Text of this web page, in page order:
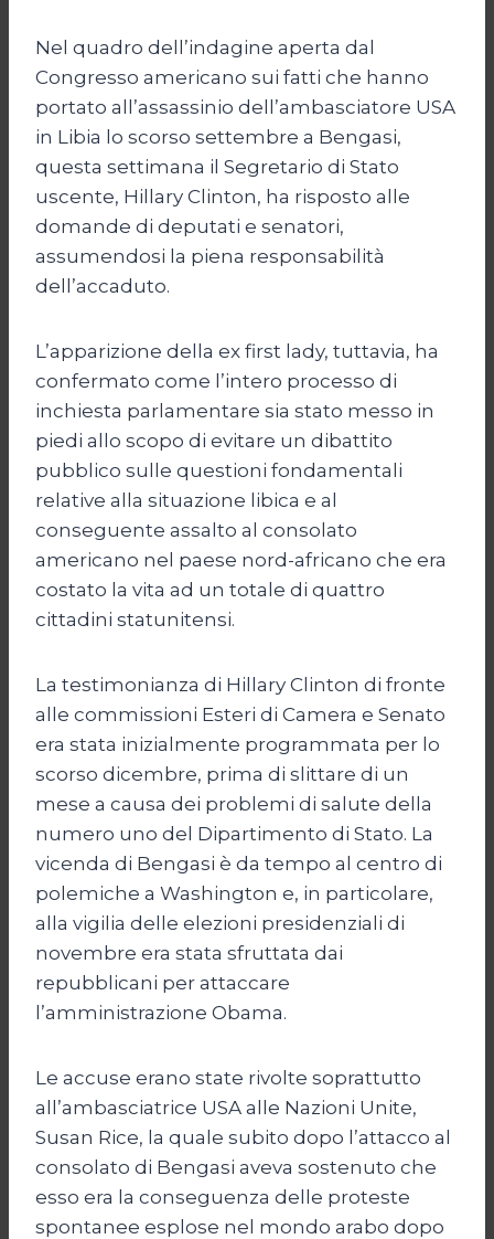
Nel quadro dell’indagine aperta dal
Congresso americano sui fatti che hanno
portato all’assassinio dell’ambasciatore USA
in Libia lo scorso settembre a Bengasi,
questa settimana il Segretario di Stato
uscente, Hillary Clinton, ha risposto alle
domande di deputati e senatori,
assumendosi la piena responsabilità
dell’accaduto.
L’apparizione della ex first lady, tuttavia, ha
confermato come l’intero processo di
inchiesta parlamentare sia stato messo in
piedi allo scopo di evitare un dibattito
pubblico sulle questioni fondamentali
relative alla situazione libica e al
conseguente assalto al consolato
americano nel paese nord-africano che era
costato la vita ad un totale di quattro
cittadini statunitensi.
La testimonianza di Hillary Clinton di fronte
alle commissioni Esteri di Camera e Senato
era stata inizialmente programmata per lo
scorso dicembre, prima di slittare di un
mese a causa dei problemi di salute della
numero uno del Dipartimento di Stato. La
vicenda di Bengasi è da tempo al centro di
polemiche a Washington e, in particolare,
alla vigilia delle elezioni presidenziali di
novembre era stata sfruttata dai
repubblicani per attaccare
l’amministrazione Obama.
Le accuse erano state rivolte soprattutto
all’ambasciatrice USA alle Nazioni Unite,
Susan Rice, la quale subito dopo l’attacco al
consolato di Bengasi aveva sostenuto che
esso era la conseguenza delle proteste
spontanee esplose nel mondo arabo dopo